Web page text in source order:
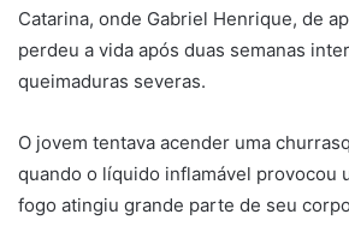
Catarina, onde Gabriel Henrique, de
perdeu a vida após duas semanas
queimaduras severas.
O jovem tentava acender uma
quando o líquido inflamável provocou
fogo atingiu grande parte de seu